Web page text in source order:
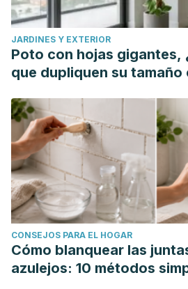
JARDINES Y EXTERIOR
Poto con hojas gigantes,
que dupliquen su
CONSEJOS PARA EL HOGAR
Cómo blanquear las
azulejos: 10 métodos